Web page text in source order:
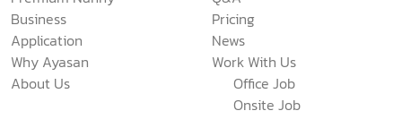
Business
Application
Why Ayasan
About Us
Pricing
News
Work With Us
Office Job
Onsite Job